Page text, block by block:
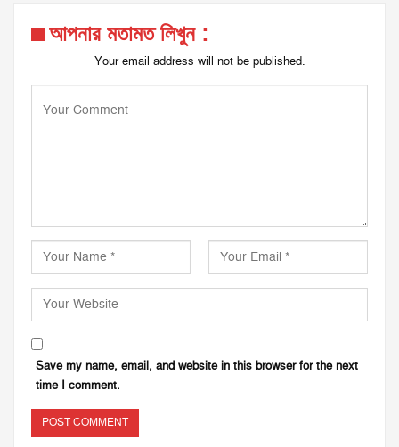
আপনার মতামত লিখুন :
Your email address will not be published.
Save my name, email, and website in this browser for the next
time I comment.